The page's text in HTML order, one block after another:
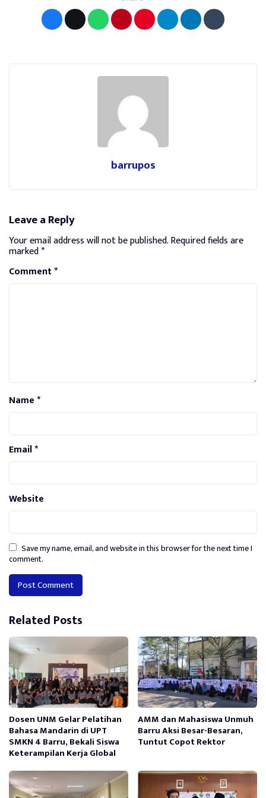
barrupos
Leave a Reply
Your email address will not be published.Required fields are
marked*
Comment*
Name*
Email*
Website
Save my name, email, and website in this browser for the next time I
comment.
Alternative:
Related Posts
Dosen UNM Gelar Pelatihan
Bahasa Mandarin di UPT
SMKN 4 Barru, Bekali Siswa
Keterampilan Kerja Global
AMM dan Mahasiswa Unmuh
Barru Aksi Besar-Besaran,
Tuntut Copot Rektor